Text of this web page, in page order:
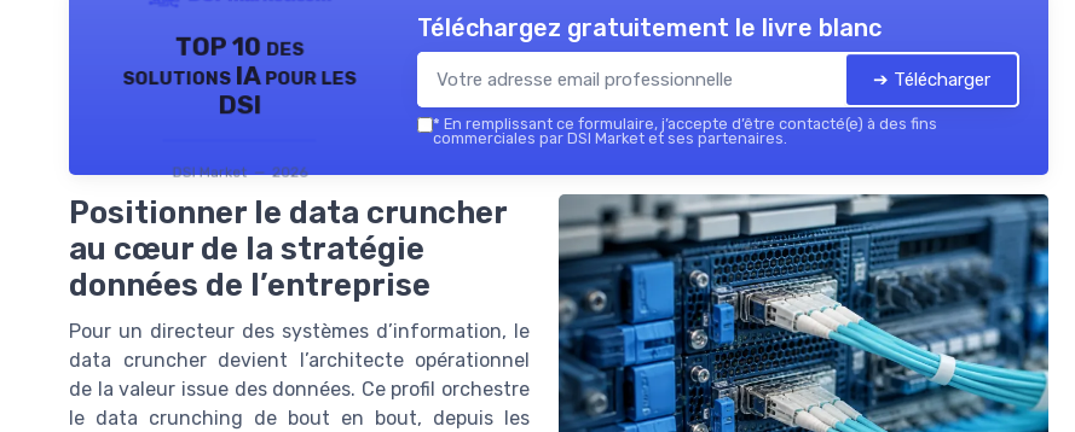
TOP 10 des
solutions IA pour les
DSI
DSI Market — 2026
Téléchargez gratuitement le livre blanc
➔ Télécharger
* En remplissant ce formulaire, j’accepte d’être contacté(e) à des fins
commerciales par DSI Market et ses partenaires.
Positionner le data cruncher
au cœur de la stratégie
données de l’entreprise
Pour un directeur des systèmes d’information, le
data cruncher devient l’architecte opérationnel
de la valeur issue des données. Ce profil orchestre
le data crunching de bout en bout, depuis les